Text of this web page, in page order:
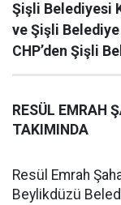
Şişli Belediyesi
ve Şişli
CHP’den Şişli
RESÜL EMRAH
TAKIMINDA
Resül Emrah
Beylikdüzü